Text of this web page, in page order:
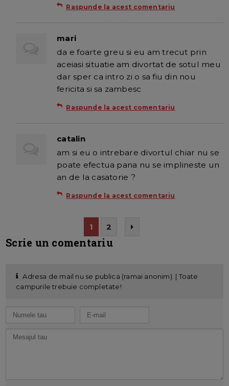
Raspunde la acest comentariu
mari
da e foarte greu si eu am trecut prin
aceiasi situatie am divortat de sotul meu
dar sper ca intro zi o sa fiu din nou
fericita si sa zambesc
Raspunde la acest comentariu
catalin
am si eu o intrebare divortul chiar nu se
poate efectua pana nu se implineste un
an de la casatorie ?
Raspunde la acest comentariu
1 2
Scrie un comentariu
Adresa de mail nu se publica (ramai anonim). | Toate
campurile trebuie completate!